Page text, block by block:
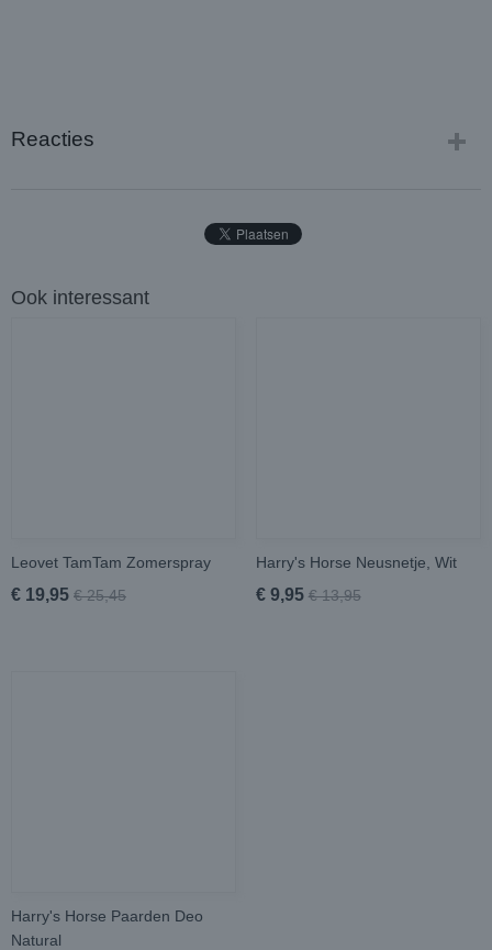
Reacties
Ook interessant
Leovet TamTam Zomerspray
€ 19,95 € 25,45
Harry's Horse Neusnetje, Wit
€ 9,95 € 13,95
Harry's Horse Paarden Deo
Natural